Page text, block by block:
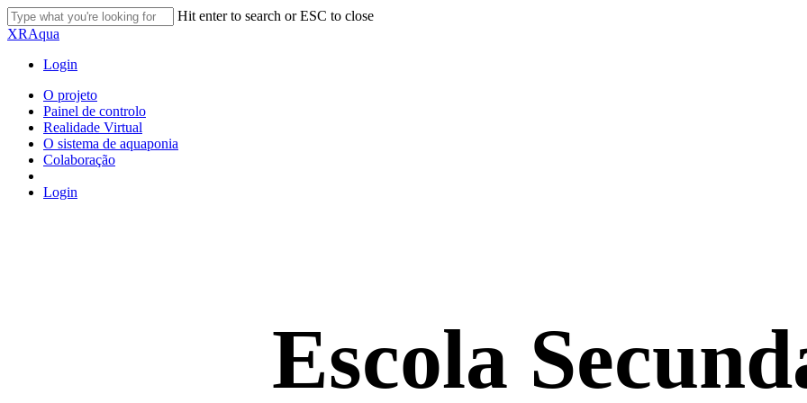
Skip
to
content
Hit enter to search or ESC to close
Close
XRAqua
Login
Menu
O projeto
Painel de controlo
Realidade Virtual
O sistema de aquaponia
Colaboração
Login
Escola